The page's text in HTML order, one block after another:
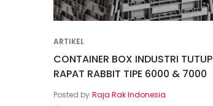
ARTIKEL
CONTAINER BOX INDUSTRI TUTUP
RAPAT RABBIT TIPE 6000 & 7000
Posted by Raja Rak Indonesia